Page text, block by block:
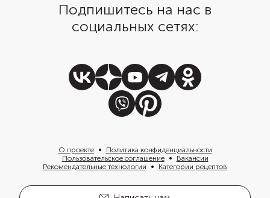
Подпишитесь на нас в
социальных сетях:
О проекте
Политика конфиденциальности
Пользовательское соглашение
Вакансии
Рекомендательные технологии
Категории рецептов